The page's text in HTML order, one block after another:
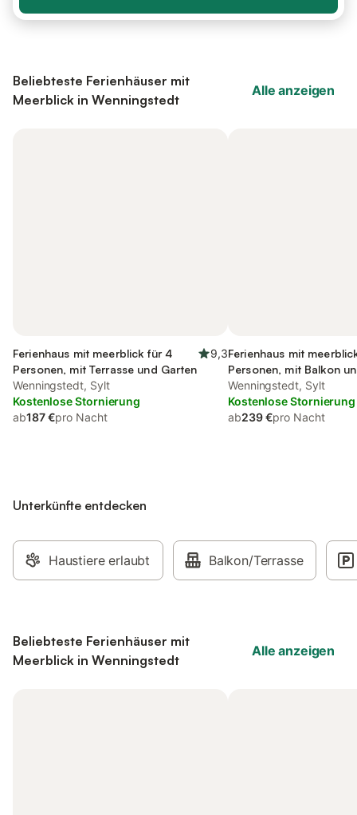
Beliebteste Ferienhäuser mit
Meerblick in Wenningstedt
Alle anzeigen
Ferienhaus mit meerblick für 4
Personen, mit Terrasse und Garten
9,3
Wenningstedt, Sylt
Kostenlose Stornierung
ab187 €pro Nacht
Ferienhaus mit
Personen, mit Balkon
sowie Garten
Wenningstedt, Sylt
Kostenlose Stornierung
ab239 €pro Nacht
Unterkünfte entdecken
Haustiere erlaubt Balkon/Terrasse
Beliebteste Ferienhäuser mit
Meerblick in Wenningstedt
Alle anzeigen